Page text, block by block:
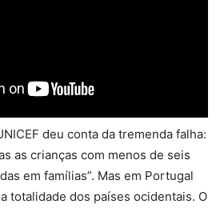
deu conta da tremenda falha:
as crianças com menos de seis
em famílias”. Mas em Portugal
totalidade dos países ocidentais. O